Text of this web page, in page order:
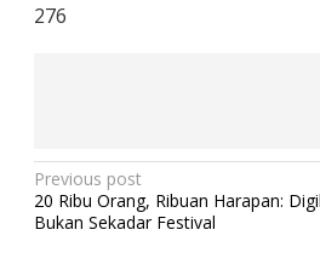
276
P
o
Previous post
20 Ribu Orang, Ribuan Harapan:
Bukan Sekadar Festival